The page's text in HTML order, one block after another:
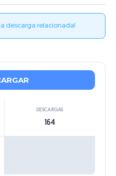
descarga relacionada!
DESCARGAS
164